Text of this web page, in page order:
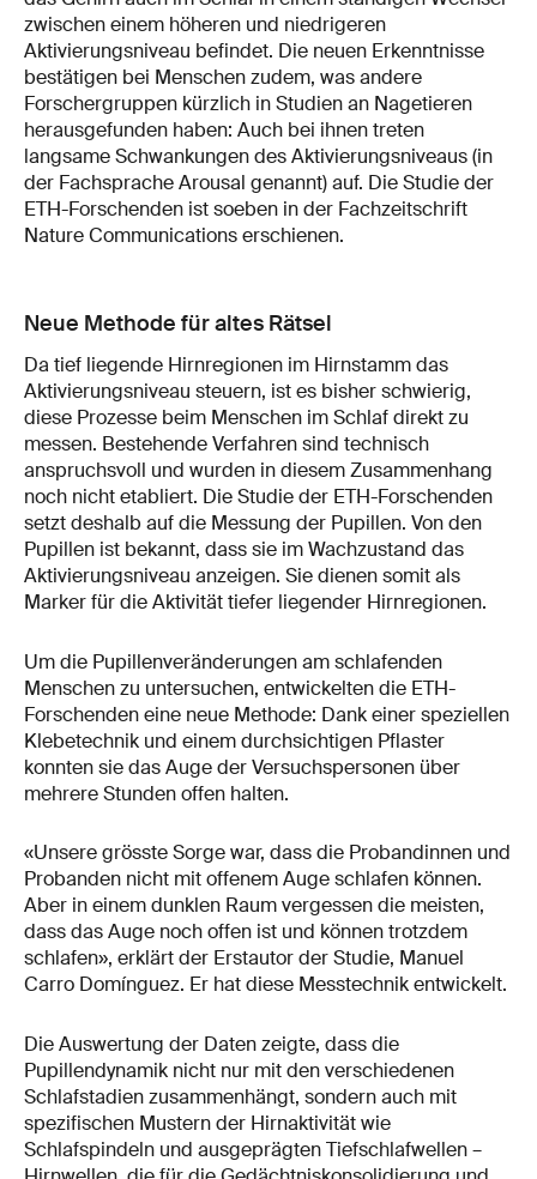
zwischen einem höheren und niedrigeren
Aktivierungsniveau befindet. Die neuen Erkenntnisse
bestätigen bei Menschen zudem, was andere
Forschergruppen kürzlich in Studien an Nagetieren
herausgefunden haben: Auch bei ihnen treten
langsame Schwankungen des Aktivierungsniveaus (in
der Fachsprache Arousal genannt) auf. Die Studie der
ETH-Forschenden ist soeben in der Fachzeitschrift
Nature Communications erschienen.
Neue Methode für altes Rätsel
Da tief liegende Hirnregionen im Hirnstamm das
Aktivierungsniveau steuern, ist es bisher schwierig,
diese Prozesse beim Menschen im Schlaf direkt zu
messen. Bestehende Verfahren sind technisch
anspruchsvoll und wurden in diesem Zusammenhang
noch nicht etabliert. Die Studie der ETH-Forschenden
setzt deshalb auf die Messung der Pupillen. Von den
Pupillen ist bekannt, dass sie im Wachzustand das
Aktivierungsniveau anzeigen. Sie dienen somit als
Marker für die Aktivität tiefer liegender Hirnregionen.
Um die Pupillenveränderungen am schlafenden
Menschen zu untersuchen, entwickelten die ETH-
Forschenden eine neue Methode: Dank einer speziellen
Klebetechnik und einem durchsichtigen Pflaster
konnten sie das Auge der Versuchspersonen über
mehrere Stunden offen halten.
«Unsere grösste Sorge war, dass die Probandinnen und
Probanden nicht mit offenem Auge schlafen können.
Aber in einem dunklen Raum vergessen die meisten,
dass das Auge noch offen ist und können trotzdem
schlafen», erklärt der Erstautor der Studie, Manuel
Carro Domínguez. Er hat diese Messtechnik entwickelt.
Die Auswertung der Daten zeigte, dass die
Pupillendynamik nicht nur mit den verschiedenen
Schlafstadien zusammenhängt, sondern auch mit
spezifischen Mustern der Hirnaktivität wie
Schlafspindeln und ausgeprägten Tiefschlafwellen –